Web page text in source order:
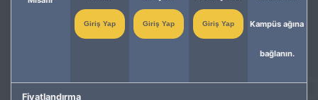
Giriş Yap Giriş Yap Giriş Yap Kampüs ağına
bağlanın.
Fiyatlandırma